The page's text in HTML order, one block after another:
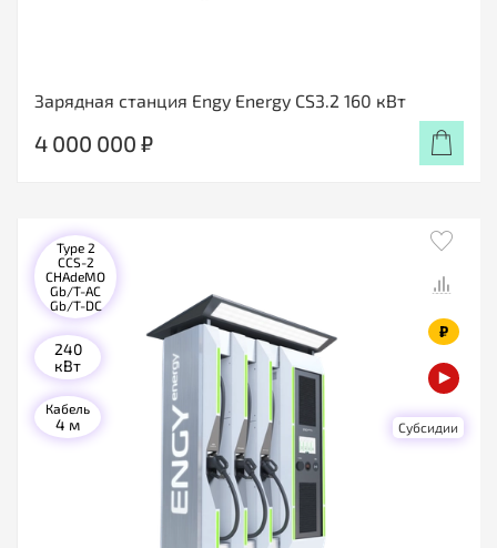
Зарядная станция Engy Energy CS3.2 160 кВт
4 000 000 ₽
₽
Type 2
CCS-2
CHAdeMO
Gb/T-AC
Gb/T-DC
240
кВт
Кабель
4 м Субсидии